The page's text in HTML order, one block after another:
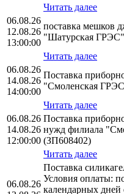
Читать далее
06.08.26
12.08.26
13:00:00
поставка мешков
"Шатурская
Читать далее
06.08.26
14.08.26
14:00:00
Поставка
"Смоленская
Читать далее
06.08.26
14.08.26
12:00:00
Поставка
нужд филиала
(ЗП608402)
Читать далее
06.08.26
Поставка
Условия оплаты:
календарных дней